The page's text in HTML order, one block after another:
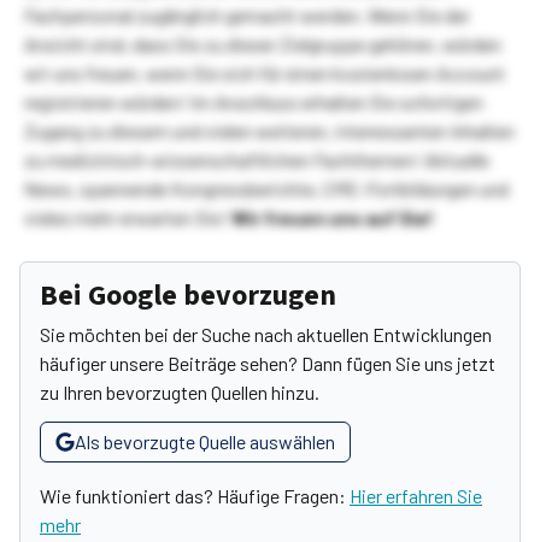
Fachpersonal zugänglich gemacht werden. Wenn Sie der
Ansicht sind, dass Sie zu dieser Zielgruppe gehören, würden
wir uns freuen, wenn Sie sich für einen kostenlosen Account
registrieren würden! Im Anschluss erhalten Sie sofortigen
Zugang zu diesem und vielen weiteren, interessanten Inhalten
zu medizinisch-wissenschaftlichen Fachthemen! Aktuelle
News, spannende Kongressberichte, CME-Fortbildungen und
vieles mehr erwarten Sie!Wir freuen uns auf Sie!
Bei Google bevorzugen
Sie möchten bei der Suche nach aktuellen Entwicklungen
häufiger unsere Beiträge sehen? Dann fügen Sie uns jetzt
zu Ihren bevorzugten Quellen hinzu.
Als bevorzugte Quelle auswählen
Wie funktioniert das? Häufige Fragen: Hier erfahren Sie
mehr